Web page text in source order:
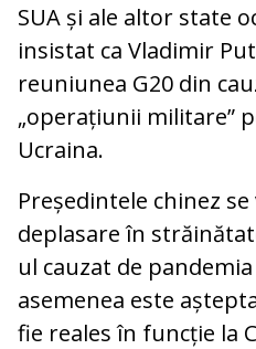
SUA și ale altor state
insistat ca Vladimir
reuniunea G20 din
„operațiunii militare”
Ucraina.
Președintele chinez
deplasare în
ul cauzat de pandemia
asemenea este
fie reales în funcție la